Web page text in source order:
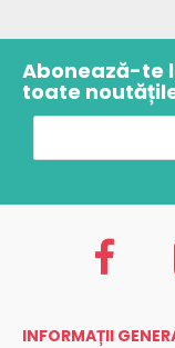
Abonează-te
toate
INFORMAȚII